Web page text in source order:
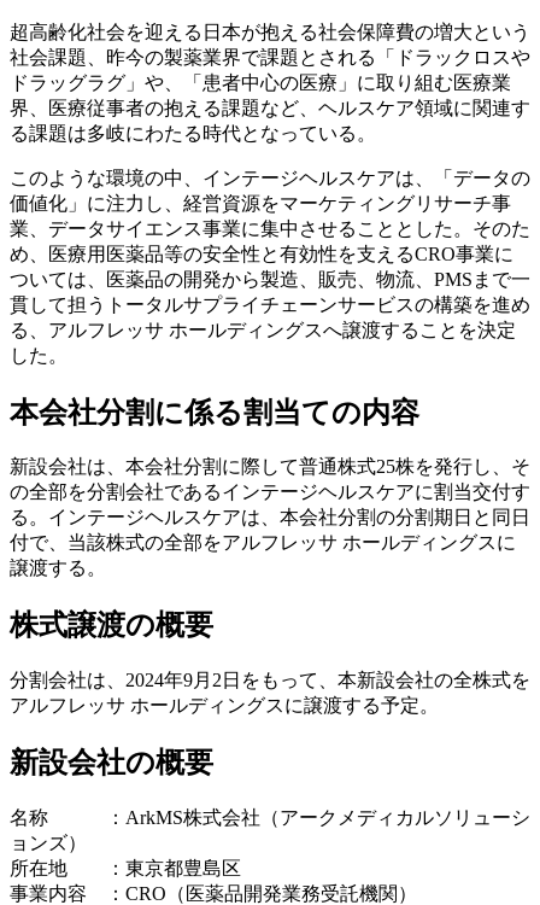
超高齢化社会を迎える日本が抱える社会保障費の増大という
社会課題、昨今の製薬業界で課題とされる「ドラックロスや
ドラッグラグ」や、「患者中心の医療」に取り組む医療業
界、医療従事者の抱える課題など、ヘルスケア領域に関連す
る課題は多岐にわたる時代となっている。
このような環境の中、インテージヘルスケアは、「データの
価値化」に注力し、経営資源をマーケティングリサーチ事
業、データサイエンス事業に集中させることとした。そのた
め、医療用医薬品等の安全性と有効性を支えるCRO事業に
ついては、医薬品の開発から製造、販売、物流、PMSまで一
貫して担うトータルサプライチェーンサービスの構築を進め
る、アルフレッサ ホールディングスへ譲渡することを決定
した。
本会社分割に係る割当ての内容
新設会社は、本会社分割に際して普通株式25株を発行し、そ
の全部を分割会社であるインテージヘルスケアに割当交付す
る。インテージヘルスケアは、本会社分割の分割期日と同日
付で、当該株式の全部をアルフレッサ ホールディングスに
譲渡する。
株式譲渡の概要
分割会社は、2024年9月2日をもって、本新設会社の全株式を
アルフレッサ ホールディングスに譲渡する予定。
新設会社の概要
名称 ：ArkMS株式会社（アークメディカルソリューシ
ョンズ）
所在地 ：東京都豊島区
事業内容 ：CRO（医薬品開発業務受託機関）